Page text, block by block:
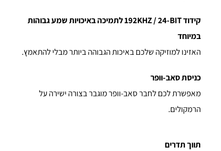
קידוד 192KHZ / 24-BIT לתמיכה באיכויות שמע גבוהות
במיוחד
האזינו למוזיקה שלכם באיכות הגבוהה ביותר מבלי להתאמץ.
כניסת סאב-וופר
מאפשרת לכם לחבר סאב-וופר מוגבר בצורה ישירה על
הרמקולים.
תווך תדרים